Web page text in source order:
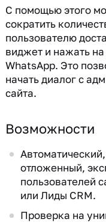
С помощью этого
сократить
пользователю
виджет и нажать
WhatsApp. Это
начать диалог с
сайта.
Возможности
отложенный,
пользователей
или Лиды CRM.
Проверка на